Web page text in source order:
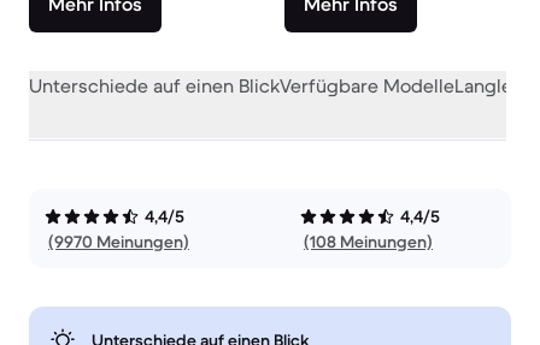
Unterschiede auf einen BlickVerfügbare Modelle
4,4/5
(9970 Meinungen)
4,4/5
(108 Meinungen)
Unterschiede auf einen Blick